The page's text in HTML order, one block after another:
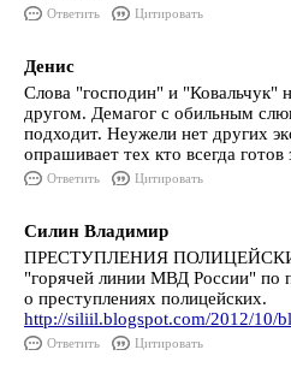
Ответить Цитировать
Денис
Слова "господин" и "Ковальчук"
другом. Демагог с обильным
подходит. Неужели нет других
опрашивает тех кто всегда готов
Ответить Цитировать
Силин Владимир
ПРЕСТУПЛЕНИЯ
"горячей линии МВД России" по
о преступлениях полицейских.
http://siliil.blogspot.com/2012/10/
Ответить Цитировать